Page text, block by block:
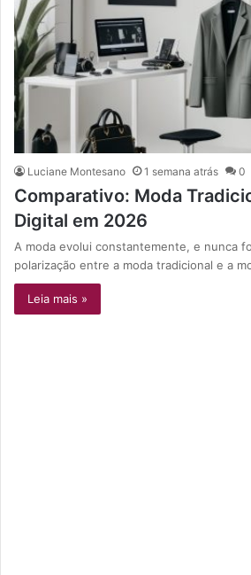
Luciane Montesano 1 semana atrás 0
Comparativo: Moda
Digital em 2026
A moda evolui constantemente, e nunca
polarização entre a moda tradicional e a
Leia mais »